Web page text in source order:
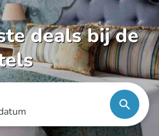
deals bij de